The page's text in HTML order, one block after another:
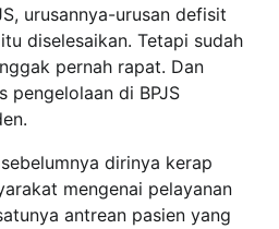
urusannya-urusan defisit
diselesaikan. Tetapi sudah
pernah rapat. Dan
pengelolaan di BPJS
dirinya kerap
mengenai pelayanan
antrean pasien yang